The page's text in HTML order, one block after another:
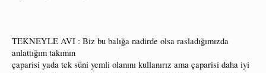
TEKNEYLE AVI : Biz bu balığa nadirde olsa rasladığımızda
anlattığım takımın
çaparisi yada tek süni yemli olanını kullanırız ama çaparisi daha iyi